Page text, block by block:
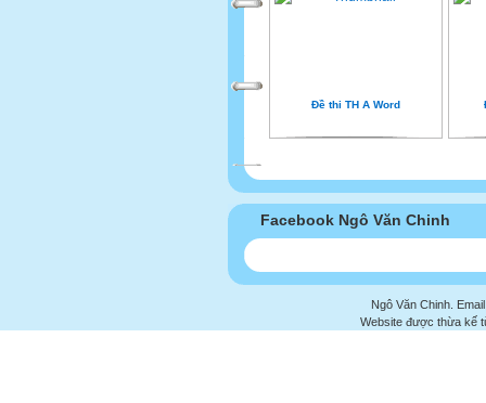
Đề thi TH A Word
Facebook Ngô Văn Chinh
Ngô Văn Chinh.
Website được thừa kế